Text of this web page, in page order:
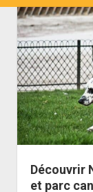
Découvrir
et parc